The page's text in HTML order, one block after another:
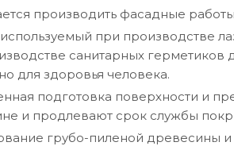
производить фасадные
при производстве
санитарных герметиков
для здоровья человека.
подготовка поверхности и
и продлевают срок службы
грубо-пиленой древесины